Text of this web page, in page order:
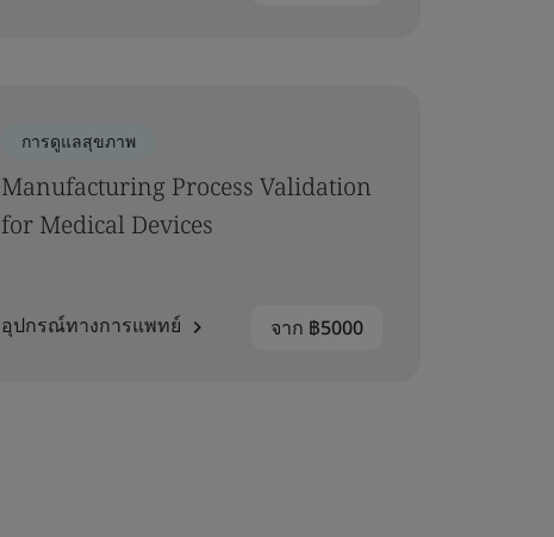
การดูแลสุขภาพ
Manufacturing Process Validation
for Medical Devices
อุปกรณ์ทางการแพทย์ จาก ฿5000